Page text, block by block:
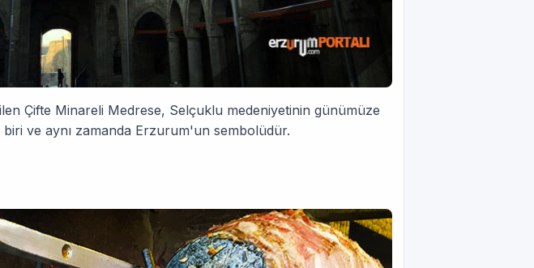
Çifte Minareli Medrese, Selçuklu medeniyetinin günümüze
ve aynı zamanda Erzurum'un sembolüdür.